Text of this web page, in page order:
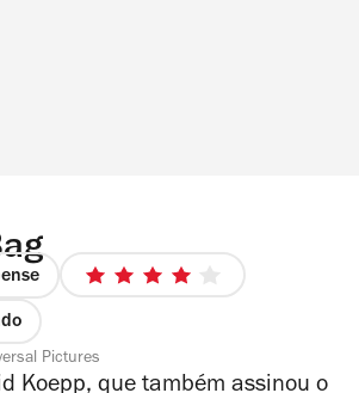
4/5
Pictures
Koepp, que também assinou o